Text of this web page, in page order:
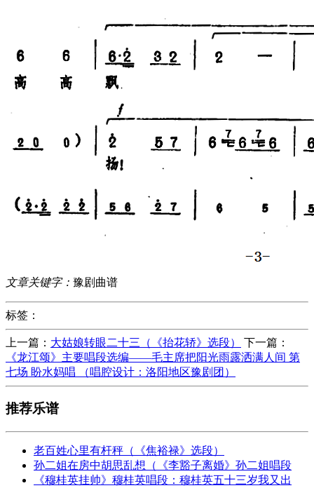
文章关键字： 豫剧曲谱
标签：
上一篇： 大姑娘转眼二十三（《抬花轿》选段）
下一篇：
《龙江颂》主要唱段选编——毛主席把阳光雨露洒满人间 第
七场 盼水妈唱 （唱腔设计：洛阳地区豫剧团）
推荐乐谱
老百姓心里有杆秤（《焦裕禄》选段）
孙二姐在房中胡思乱想（《李豁子离婚》孙二姐唱段
《穆桂英挂帅》穆桂英唱段：穆桂英五十三岁我又出